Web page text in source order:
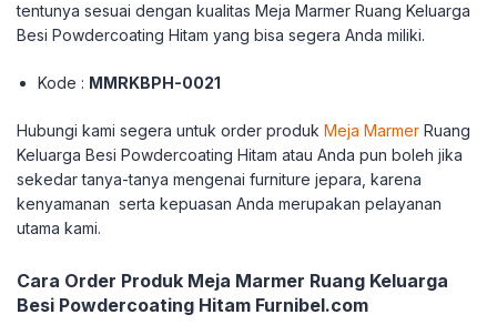
tentunya sesuai dengan kualitas Meja Marmer Ruang Keluarga
Besi Powdercoating Hitam yang bisa segera Anda miliki.
Kode : MMRKBPH-0021
Hubungi kami segera untuk order produk Meja Marmer Ruang
Keluarga Besi Powdercoating Hitam atau Anda pun boleh jika
sekedar tanya-tanya mengenai furniture jepara, karena
kenyamanan serta kepuasan Anda merupakan pelayanan
utama kami.
Cara Order Produk Meja Marmer Ruang Keluarga
Besi Powdercoating Hitam Furnibel.com